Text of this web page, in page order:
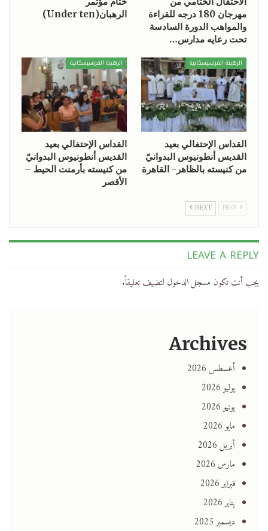
مهرجان 180 درجه للقراءة
والمواهب الدورة السادسة
تحت رعايه مدارس…
الرهبان(Under ten)
الرهبنة الفرنسيسكانية
القداس الإحتفالي بعيد
القديس أنطونيوس البدوانيّ
من كنيسته بالظاهر- القاهرة
الرهبنة الفرنسيسكانية
القداس الإحتفالي بعيد
القديس أنطونيوس البدوانيّ
من كنيسته بأرمنت الحيط –
الأقصر
NEXT
LEAVE A REPLY
يجب أنت تكون مسجل الدخول لتضيف تعليقاً.
Archives
أغسطس 2026
يوليو 2026
يونيو 2026
مايو 2026
أبريل 2026
مارس 2026
فبراير 2026
يناير 2026
ديسمبر 2025